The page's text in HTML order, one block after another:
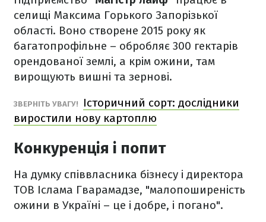
селищі Максима Горького Запорізької
області. Воно створене 2015 року як
багатопрофільне – обробляє 300 гектарів
орендованої землі, а крім ожини, там
вирощують вишні та зернові.
ЗВЕРНІТЬ УВАГУ!
Історичний сорт: дослідники
виростили нову картоплю
Конкуренція і попит
На думку співвласника бізнесу і директора
ТОВ Іслама Гварамадзе, "малопоширеність
ожини в Україні – це і добре, і погано".